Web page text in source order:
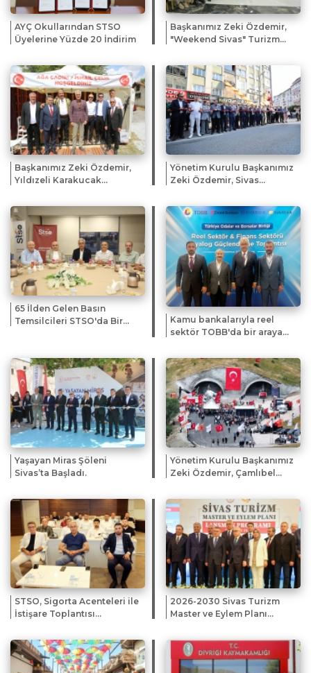
AYÇ Okullarından STSO
Üyelerine Yüzde 20 İndirim
Başkanımız Zeki Özdemir,
"Weekend Sivas" Turizm
Başkanımız Zeki Özdemir,
Yıldızeli Karakucak
Festivali'ne Katıldı
Yönetim Kurulu Başkanımız
Zeki Özdemir, Sivas
yeni hizmet ofisinin açılış
törenine katıldı.
65 İlden Gelen Basın
Temsilcileri STSO'da Bir
Kamu bankalarıyla reel
sektör TOBB'da bir araya
Yaşayan Miras Şöleni
Sivas’ta Başladı.
Yönetim Kurulu Başkanımız
Zeki Özdemir, Çamlıbel
Töreni’ne katıldı.
STSO, Sigorta Acenteleri ile
İstişare Toplantısı
2026-2030 Sivas Turizm
Master ve Eylem Planı